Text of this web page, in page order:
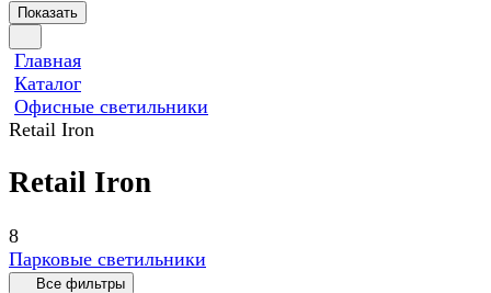
Показать
Главная
Каталог
Офисные светильники
Retail Iron
Retail Iron
8
Парковые светильники
Все фильтры